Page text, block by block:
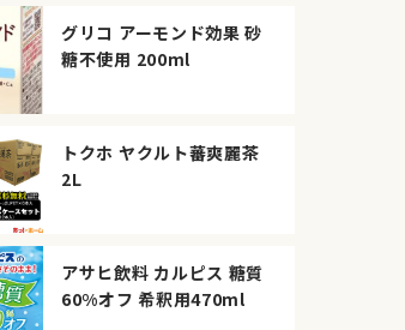
グリコ アーモンド効果 砂
糖不使用 200ml
トクホ ヤクルト蕃爽麗茶
2L
アサヒ飲料 カルピス 糖質
60%オフ 希釈用470ml